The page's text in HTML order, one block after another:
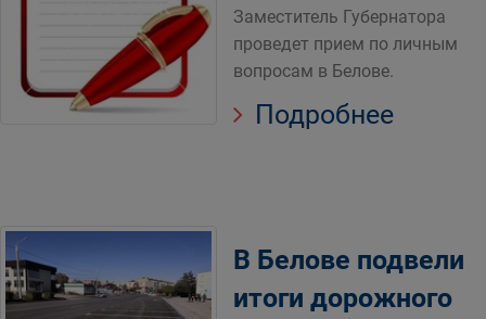
Заместитель Губернатора
проведет прием по личным
вопросам в Белове.
Подробнее
В Белове подвели
итоги дорожного